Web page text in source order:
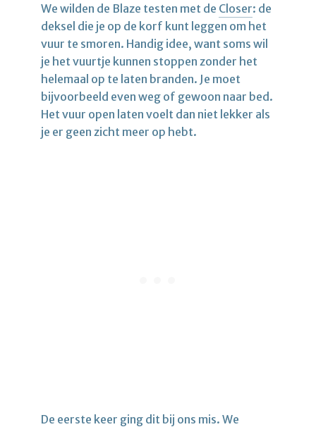
We wilden de Blaze testen met de Closer: de
deksel die je op de korf kunt leggen om het
vuur te smoren. Handig idee, want soms wil
je het vuurtje kunnen stoppen zonder het
helemaal op te laten branden. Je moet
bijvoorbeeld even weg of gewoon naar bed.
Het vuur open laten voelt dan niet lekker als
je er geen zicht meer op hebt.
De eerste keer ging dit bij ons mis. We